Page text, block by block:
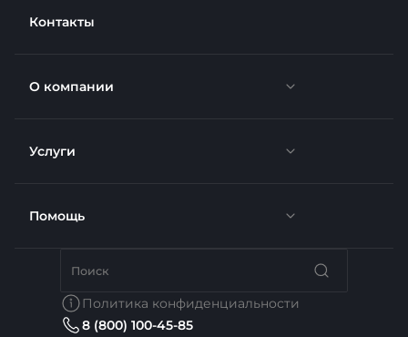
Контакты
О компании
Новости
Отзывы
Вакансии
Услуги
Доставка
Недвижимость
Помощь
Политика конфиденциальности
8 (800) 100-45-85